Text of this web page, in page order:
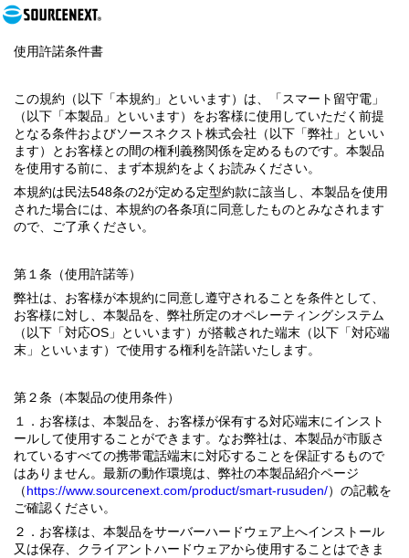
使用許諾条件書
この規約（以下「本規約」といいます）は、「スマート留守電」
（以下「本製品」といいます）をお客様に使用していただく前提
となる条件およびソースネクスト株式会社（以下「弊社」といい
ます）とお客様との間の権利義務関係を定めるものです。本製品
を使用する前に、まず本規約をよくお読みください。
本規約は民法548条の2が定める定型約款に該当し、本製品を使用
された場合には、本規約の各条項に同意したものとみなされます
ので、ご了承ください。
第１条（使用許諾等）
弊社は、お客様が本規約に同意し遵守されることを条件として、
お客様に対し、本製品を、弊社所定のオペレーティングシステム
（以下「対応OS」といいます）が搭載された端末（以下「対応端
末」といいます）で使用する権利を許諾いたします。
第２条（本製品の使用条件）
１．お客様は、本製品を、お客様が保有する対応端末にインスト
ールして使用することができます。なお弊社は、本製品が市販さ
れているすべての携帯電話端末に対応することを保証するもので
はありません。最新の動作環境は、弊社の本製品紹介ページ
（https://www.sourcenext.com/product/smart-rusuden/）の記載を
ご確認ください。
２．お客様は、本製品をサーバーハードウェア上へインストール
又は保存、クライアントハードウェアから使用することはできま